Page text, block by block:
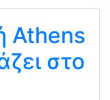
Athens
στο